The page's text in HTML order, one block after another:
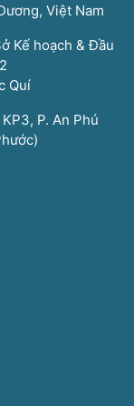
Việt Nam
Kế hoạch & Đầu
Quí
P. An Phú